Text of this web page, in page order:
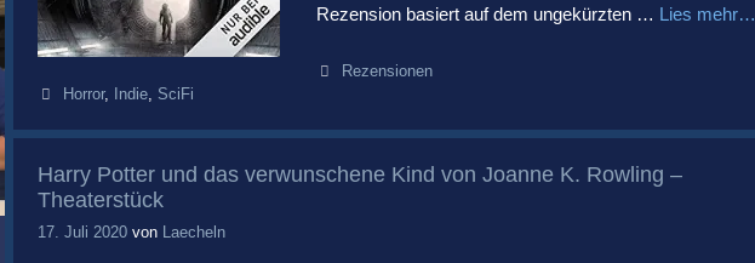
Rezension basiert auf dem ungekürzten … Lies mehr…
Kategorien
Rezensionen
Schlagwörter
Horror, Indie, SciFi
Harry Potter und das verwunschene Kind von Joanne K. Rowling –
Theaterstück
17. Juli 2020 von Laecheln